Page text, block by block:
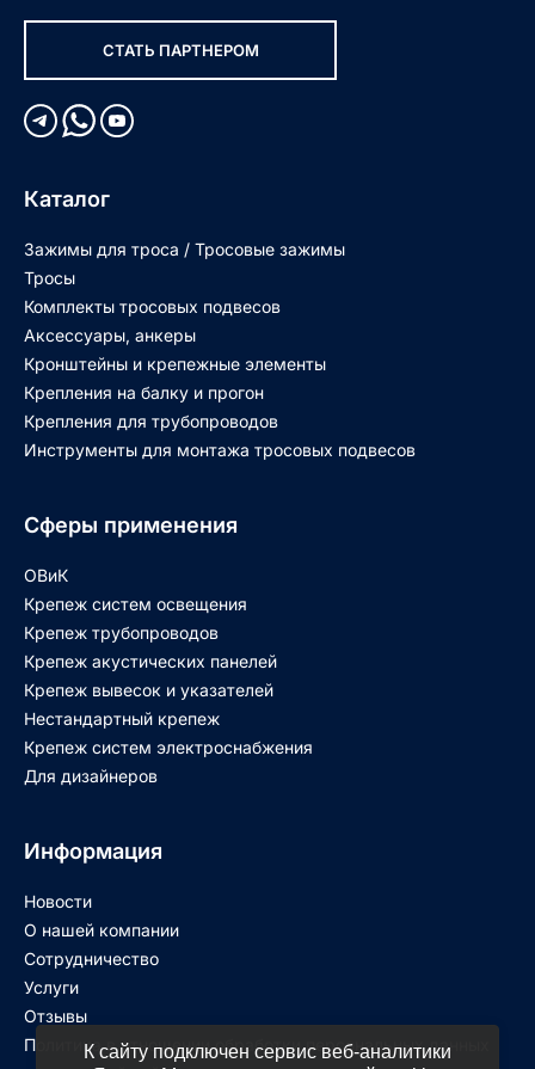
СТАТЬ ПАРТНЕРОМ
Каталог
Зажимы для троса / Тросовые зажимы
Тросы
Комплекты тросовых подвесов
Аксессуары, анкеры
Кронштейны и крепежные элементы
Крепления на балку и прогон
Крепления для трубопроводов
Инструменты для монтажа тросовых подвесов
Сферы применения
ОВиК
Крепеж систем освещения
Крепеж трубопроводов
Крепеж акустических панелей
Крепеж вывесок и указателей
Нестандартный крепеж
Крепеж систем электроснабжения
Для дизайнеров
Информация
Новости
О нашей компании
Сотрудничество
Услуги
Отзывы
Политика в отношении обработки персональных данных
К сайту подключен сервис веб-аналитики